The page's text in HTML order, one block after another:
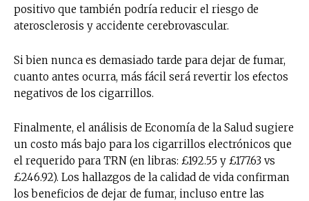
positivo que también podría reducir el riesgo de
aterosclerosis y accidente cerebrovascular.
Si bien nunca es demasiado tarde para dejar de fumar,
cuanto antes ocurra, más fácil será revertir los efectos
negativos de los cigarrillos.
Finalmente, el análisis de Economía de la Salud sugiere
un costo más bajo para los cigarrillos electrónicos que
el requerido para TRN (en libras: £192.55 y £177.63 vs
£246.92). Los hallazgos de la calidad de vida confirman
los beneficios de dejar de fumar, incluso entre las